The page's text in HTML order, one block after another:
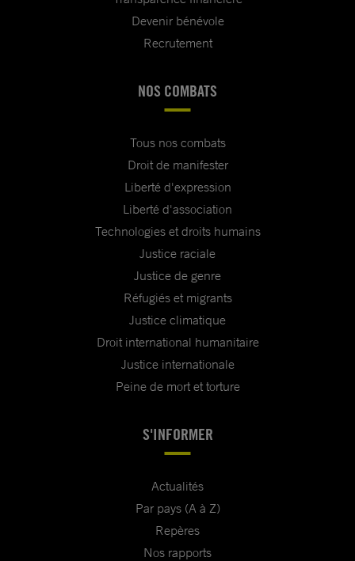
Devenir bénévole
Recrutement
NOS COMBATS
Tous nos combats
Droit de manifester
Liberté d'expression
Liberté d'association
Technologies et droits humains
Justice raciale
Justice de genre
Réfugiés et migrants
Justice climatique
Droit international humanitaire
Justice internationale
Peine de mort et torture
S'INFORMER
Actualités
Par pays (A à Z)
Repères
Nos rapports